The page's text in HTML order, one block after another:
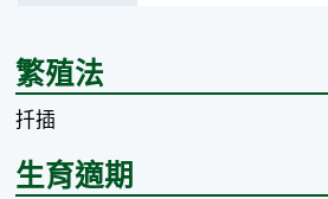
繁殖法
扦插
生育適期